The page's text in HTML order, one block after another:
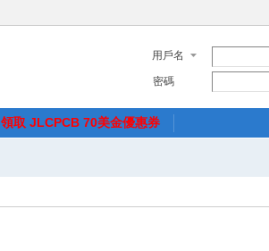
用戶名
密碼
領取 JLCPCB 70美金優惠券